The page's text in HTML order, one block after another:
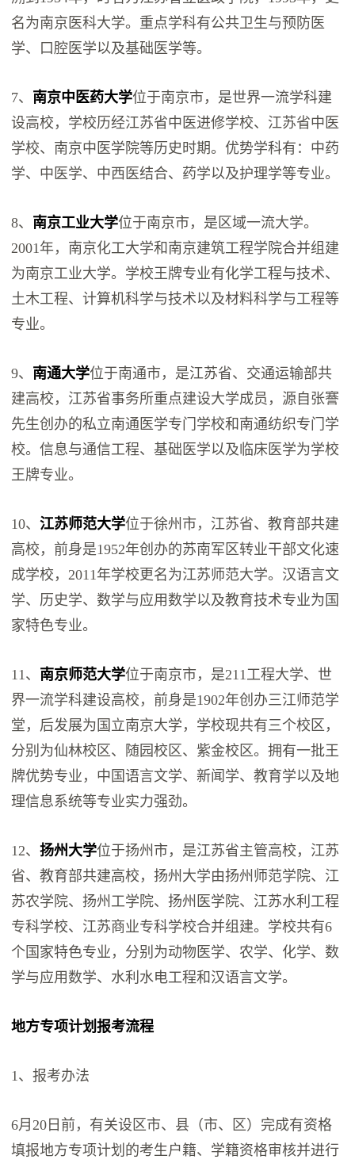
名为南京医科大学。重点学科有公共卫生与预防医
学、口腔医学以及基础医学等。
7、 南京中医药大学位于南京市，是世界一流学科建
设高校，学校历经江苏省中医进修学校、江苏省中医
学校、南京中医学院等历史时期。优势学科有：中药
学、中医学、中西医结合、药学以及护理学等专业。
8、 南京工业大学位于南京市，是区域一流大学。
2001年，南京化工大学和南京建筑工程学院合并组建
为南京工业大学。学校王牌专业有化学工程与技术、
土木工程、计算机科学与技术以及材料科学与工程等
专业。
9、 南通大学位于南通市，是江苏省、交通运输部共
建高校，江苏省事务所重点建设大学成员，源自张謇
先生创办的私立南通医学专门学校和南通纺织专门学
校。信息与通信工程、基础医学以及临床医学为学校
王牌专业。
10、江苏师范大学位于徐州市，江苏省、教育部共建
高校，前身是1952年创办的苏南军区转业干部文化速
成学校，2011年学校更名为江苏师范大学。汉语言文
学、历史学、数学与应用数学以及教育技术专业为国
家特色专业。
11、 南京师范大学位于南京市，是211工程大学、世
界一流学科建设高校，前身是1902年创办三江师范学
堂，后发展为国立南京大学，学校现共有三个校区，
分别为仙林校区、随园校区、紫金校区。拥有一批王
牌优势专业，中国语言文学、新闻学、教育学以及地
理信息系统等专业实力强劲。
12、扬州大学位于扬州市，是江苏省主管高校，江苏
省、教育部共建高校，扬州大学由扬州师范学院、江
苏农学院、扬州工学院、扬州医学院、江苏水利工程
专科学校、江苏商业专科学校合并组建。学校共有6
个国家特色专业，分别为动物医学、农学、化学、数
学与应用数学、水利水电工程和汉语言文学。
地方专项计划报考流程
1、报考办法
6月20日前，有关设区市、县（市、区）完成有资格
填报地方专项计划的考生户籍、学籍资格审核并进行